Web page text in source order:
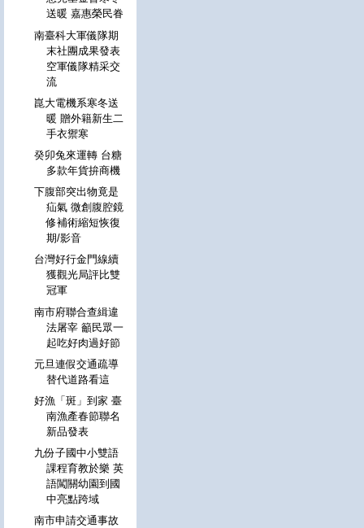
送暖 嘉惠榮民眷
南臺科大軍儀隊期
末社團成果發表
空軍儀隊精采交
流
崑大電機系寒冬送
暖 贈外籍新生二
手衣禦寒
癸卯兔來運轉 台糖
多款年貨拚商機
下腹部突出物竟是
疝氣 微創腹腔鏡
修補術縮短恢復
期/影音
台灣好行金門線續
獲觀光局評比雙
冠軍
南市府聯合查緝違
法屠宰 籲民眾一
起吃好肉過好節
元旦連假交通疏導
替代道路看這
好漁「斑」到家 臺
南漁產春節聯名
新品發表
九份子國中小雙語
課程育教於樂 英
語闖關幼園到國
中亮點跨域
南市申請交通事故